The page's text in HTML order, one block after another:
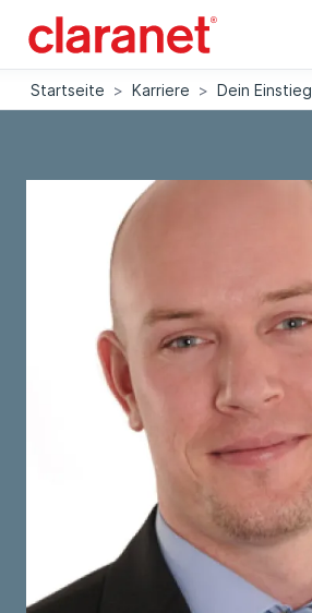
Startseite > Karriere > Dein Einstieg